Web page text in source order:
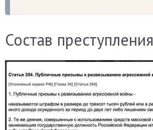
Состав преступления